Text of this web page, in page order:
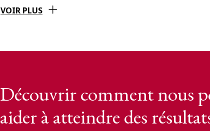
VOIR PLUS
Découvrir comment nous
aider à atteindre des